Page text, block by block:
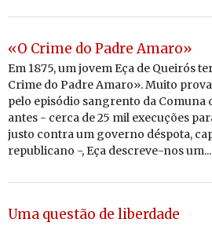
«O Crime do Padre Amaro»
Em 1875, um jovem Eça de Queirós
Crime do Padre Amaro». Muito
pelo episódio sangrento da Comuna
antes - cerca de 25 mil execuções
justo contra um governo déspota,
republicano -, Eça descreve-nos um...
Uma questão de liberdade